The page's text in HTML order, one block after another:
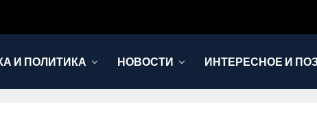
И ПОЛИТИКА НОВОСТИ ИНТЕРЕСНОЕ И